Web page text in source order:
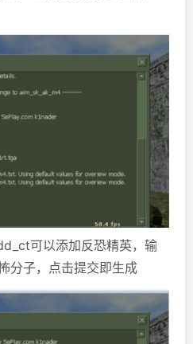
可以添加反恐精英，输
分子，点击提交即生成